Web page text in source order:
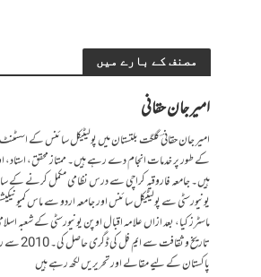
مصنف کے بارے میں
امیر جان حقانی
امیر جان حقانیؔ گلگت بلتستان میں پولیٹیکل سائنس کے
کے طور پر خدمات انجام دے رہے ہیں۔ ممتاز محقق،
ہیں۔ جامعہ فاروقیہ کراچی سے درس نظامی مکمل کرنے کے
یونیورسٹی سے پولیٹیکل سائنس اور جامعہ اردو سے ماس
ماسٹرز کیا، بعد ازاں علامہ اقبال اوپن یونیورسٹی کے شعبہ
تاریخ و ثقافت سے ایم فل کی
پاکستان کے لیے مقالے اور تحریریں لکھ رہے ہیں